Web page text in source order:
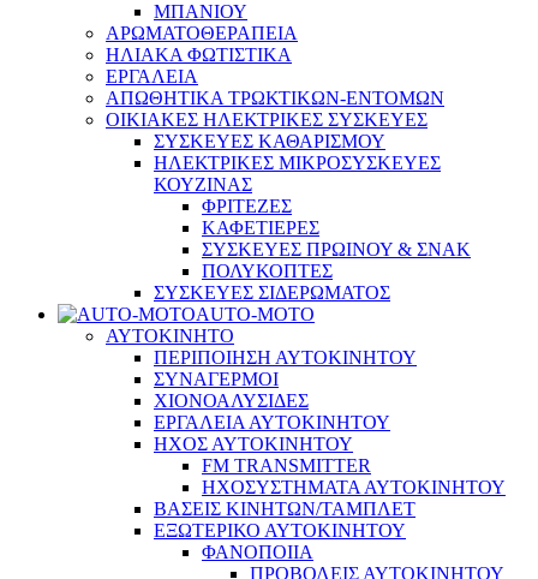
ΜΠΑΝΙΟΥ
ΑΡΩΜΑΤΟΘΕΡΑΠΕΙΑ
ΗΛΙΑΚΑ ΦΩΤΙΣΤΙΚΑ
ΕΡΓΑΛΕΙΑ
ΑΠΩΘΗΤΙΚΑ ΤΡΩΚΤΙΚΩΝ-ΕΝΤΟΜΩΝ
ΟΙΚΙΑΚΕΣ ΗΛΕΚΤΡΙΚΕΣ ΣΥΣΚΕΥΕΣ
ΣΥΣΚΕΥΕΣ ΚΑΘΑΡΙΣΜΟΥ
ΗΛΕΚΤΡΙΚΕΣ ΜΙΚΡΟΣΥΣΚΕΥΕΣ
ΚΟΥΖΙΝΑΣ
ΦΡΙΤΕΖΕΣ
ΚΑΦΕΤΙΕΡΕΣ
ΣΥΣΚΕΥΕΣ ΠΡΩΙΝΟΥ & ΣΝΑΚ
ΠΟΛΥΚΟΠΤΕΣ
ΣΥΣΚΕΥΕΣ ΣΙΔΕΡΩΜΑΤΟΣ
AUTO-MOTO
ΑΥΤΟΚΙΝΗΤΟ
ΠΕΡΙΠΟΙΗΣΗ ΑΥΤΟΚΙΝΗΤΟΥ
ΣΥΝΑΓΕΡΜΟΙ
ΧΙΟΝΟΑΛΥΣΙΔΕΣ
ΕΡΓΑΛΕΙΑ ΑΥΤΟΚΙΝΗΤΟΥ
ΗΧΟΣ ΑΥΤΟΚΙΝΗΤΟΥ
FM TRANSMITTER
ΗΧΟΣΥΣΤΗΜΑΤΑ ΑΥΤΟΚΙΝΗΤΟΥ
ΒΑΣΕΙΣ ΚΙΝΗΤΩΝ/ΤΑΜΠΛΕΤ
ΕΞΩΤΕΡΙΚΟ ΑΥΤΟΚΙΝΗΤΟΥ
ΦΑΝΟΠΟΙΙΑ
ΠΡΟΒΟΛΕΙΣ ΑΥΤΟΚΙΝΗΤΟΥ